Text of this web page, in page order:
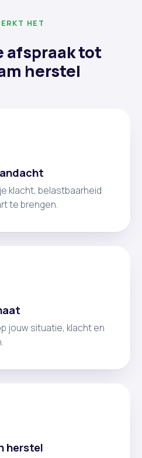
HET
afspraak tot
herstel
klacht, belastbaarheid
te brengen.
jouw situatie, klacht en
herstel